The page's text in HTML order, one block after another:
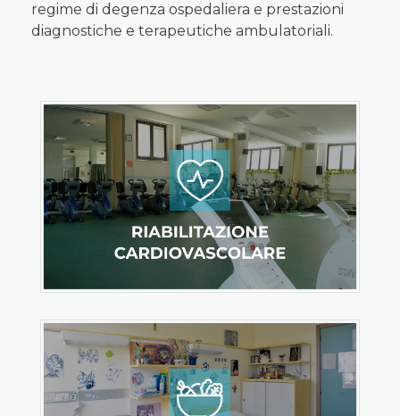
regime di degenza ospedaliera e prestazioni
diagnostiche e terapeutiche ambulatoriali.